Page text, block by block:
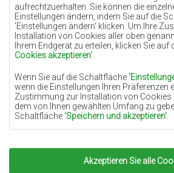
aufrechtzuerhalten. Sie können die
Einstellungen ändern, indem Sie auf die
'Einstellungen ändern‘ klicken. Um Ihre
Installation von Cookies aller oben
Ihrem Endgerät zu erteilen, klicken Sie
Cookies akzeptieren'
Wenn Sie auf die Schaltfläche
wenn die Einstellungen Ihren Präferenzen
Zustimmung zur Installation von Cookies
dem von Ihnen gewählten Umfang zu
Schaltfläche 'Speichern und akzeptieren'
Grundlage für die Verarbeitung das
Datenverwalters (TEPPICHECHEMEX)
Bereitstellung qualitativ hochwertiger
Akzeptieren Sie alle
Teppiche Blau
Teppiche Orange
Teppiche Rosa
Teppiche
Teppiche Grün
Teppiche Golden
Copyright 2022Teppiche